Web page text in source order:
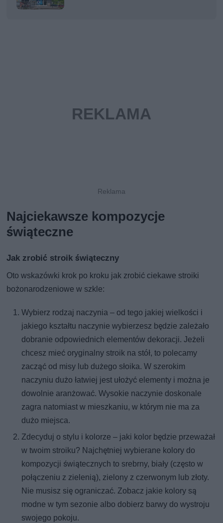
Najciekawsze kompozycje
świąteczne
Jak zrobić stroik świąteczny
Oto wskazówki krok po kroku jak zrobić ciekawe stroiki
bożonarodzeniowe w szkle:
Wybierz rodzaj naczynia – od tego jakiej wielkości i
jakiego kształtu naczynie wybierzesz będzie zależało
dobranie odpowiednich elementów dekoracji. Jeżeli
chcesz mieć oryginalny stroik na stół, to polecamy
zacząć od misy lub dużego słoika. W szerokim
naczyniu dużo łatwiej jest ułożyć elementy i można je
dowolnie aranżować. Wysokie naczynie doskonale
zagra natomiast w mieszkaniu, w którym nie ma za
dużo miejsca.
Zdecyduj o stylu i kolorze – jaki kolor będzie przeważał
w twoim stroiku? Najchętniej wybierane kolory do
kompozycji świątecznych to srebrny, biały (często w
połączeniu z zielenią), zielony z czerwonym lub złoty.
Nie musisz się ograniczać. Zobacz jakie kolory są
modne w tym sezonie albo dobierz barwy do wystroju
swojego pokoju.